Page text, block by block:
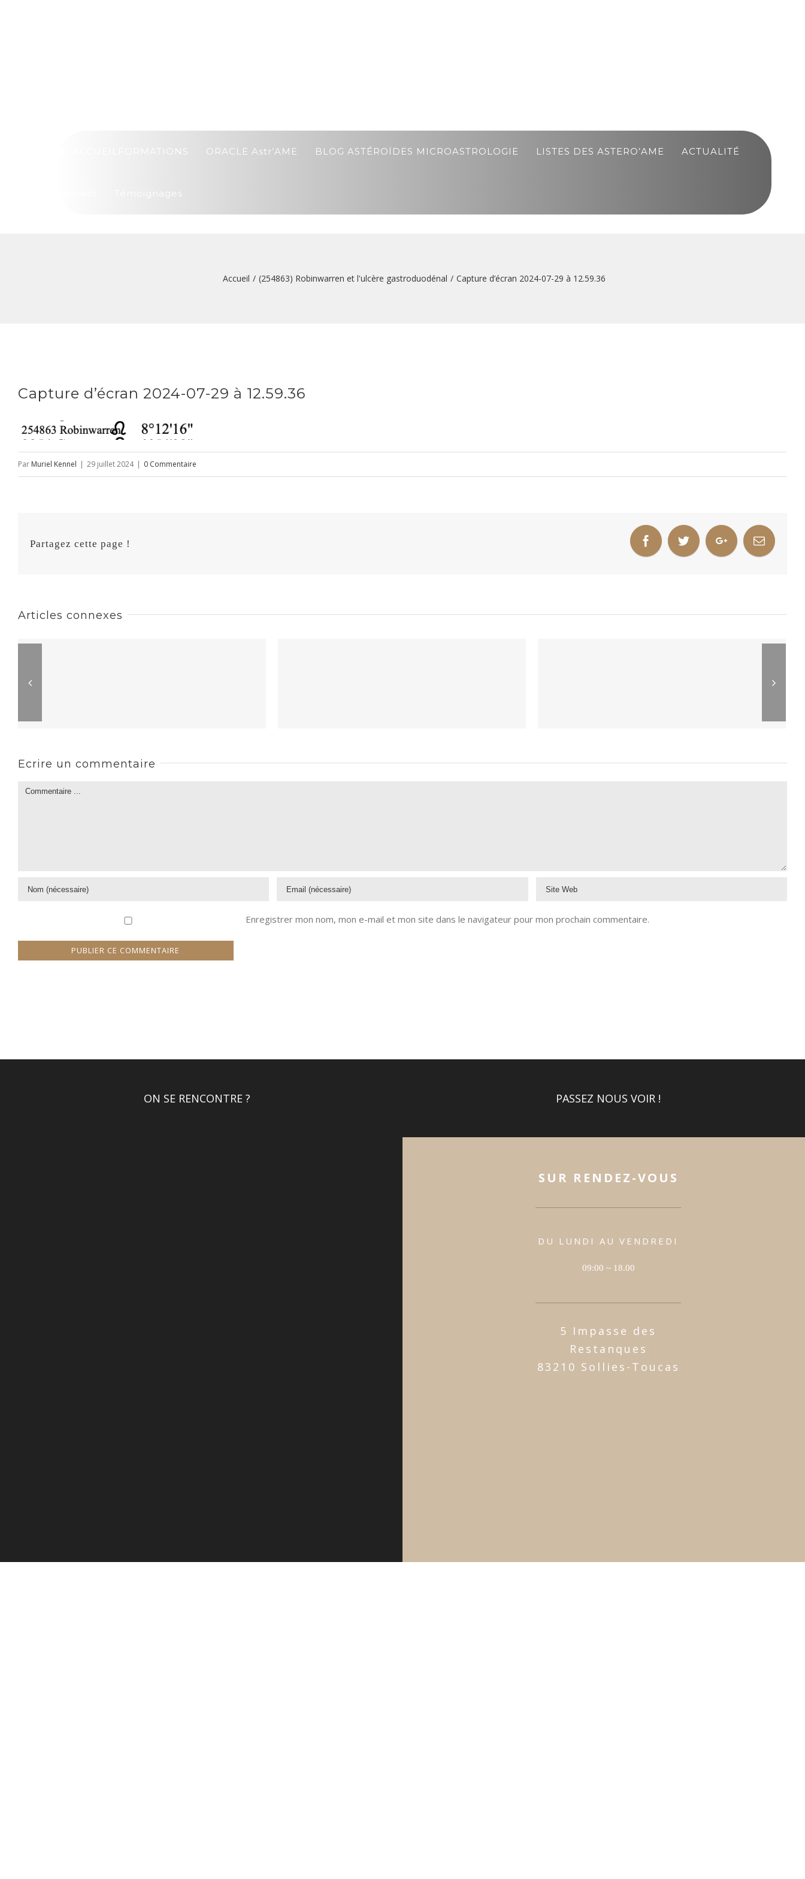
FORMATIONS ORACLE Astr’AME BLOG ASTÉROÏDES MICROASTROLOGIE LISTES DES ASTERO’AME ACTUALITÉ
Témoignages
Accueil / (254863) Robinwarren et l'ulcère gastroduodénal / Capture d’écran 2024-07-29 à 12.59.36
Capture d’écran 2024-07-29 à 12.59.36
Par Muriel Kennel | 29 juillet 2024 | 0 Commentaire
Partagez cette page !
Articles connexes
Ecrire un commentaire
Enregistrer mon nom, mon e-mail et mon site dans le navigateur pour mon prochain commentaire.
ON SE RENCONTRE ? PASSEZ NOUS VOIR !
SUR RENDEZ-VOUS
DU LUNDI AU VENDREDI
09:00 ~ 18.00
5 Impasse des
Restanques
83210 Sollies-Toucas